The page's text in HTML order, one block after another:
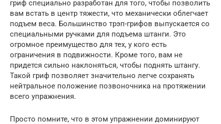
гриф специально разработан для того, чтобы позволить
вам встать в центр тяжести, что механически облегчает
подъем веса. Большинство трэп-грифов выпускается со
специальными ручками для подъема штанги. Это
огромное преимущество для тех, у кого есть
ограничения в подвижности. Кроме того, вам не
придется сильно наклоняться, чтобы поднять штангу.
Такой гриф позволяет значительно легче сохранять
нейтральное положение позвоночника на протяжении
всего упражнения.
Просто помните, что в этом упражнении доминируют